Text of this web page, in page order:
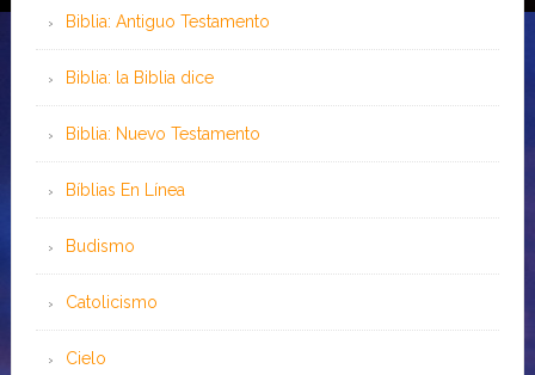
Biblia: Antiguo Testamento
Biblia: la Biblia dice
Biblia: Nuevo Testamento
Bíblias En Línea
Budismo
Catolicismo
Cielo